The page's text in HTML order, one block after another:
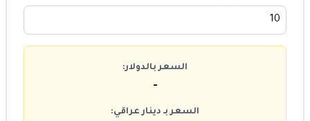
السعر بالدولار:
-
السعر بـ دينار عراقي: